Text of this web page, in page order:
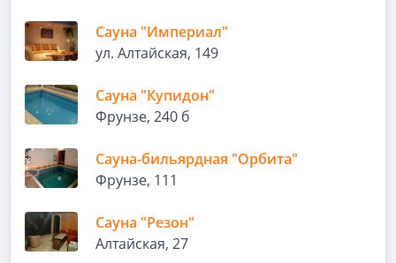
Сауна "Империал"
ул. Алтайская, 149
Сауна "Купидон"
Фрунзе, 240 б
Сауна-бильярдная "Орбита"
Фрунзе, 111
Сауна "Резон"
Алтайская, 27